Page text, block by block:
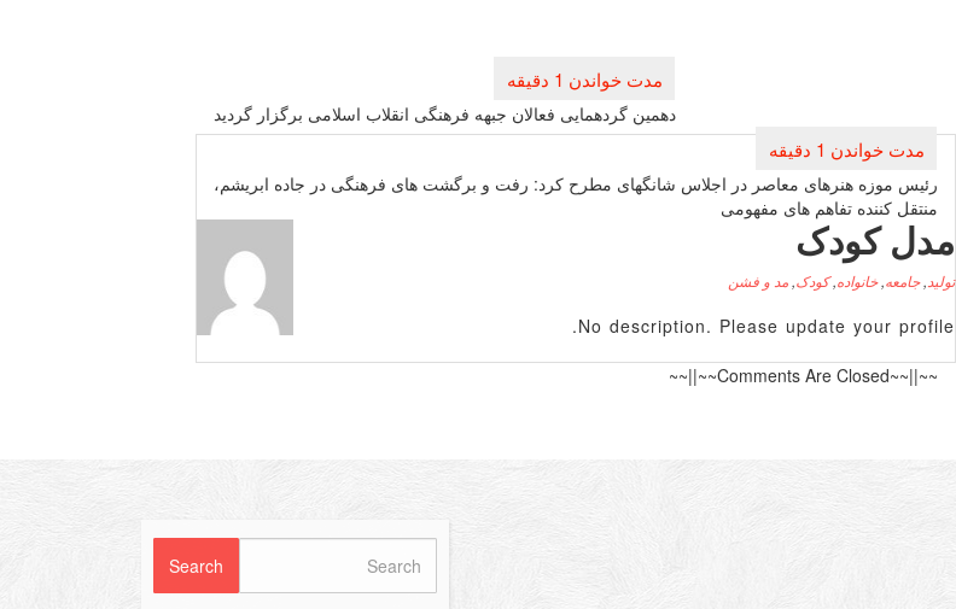
دهمین گردهمایی فعالان جبهه فرهنگی انقلاب اسلامی برگزار گردید
رئیس موزه هنرهای معاصر در اجلاس شانگهای مطرح كرد: رفت و برگشت های فرهنگی در جاده ابریشم،
منتقل كننده تفاهم های مفهومی
مدل کودک
تولید ,جامعه,خانواده,کودک, مد و فشن
No description. Please update your profile.
~~||~~Comments Are Closed~~||~~